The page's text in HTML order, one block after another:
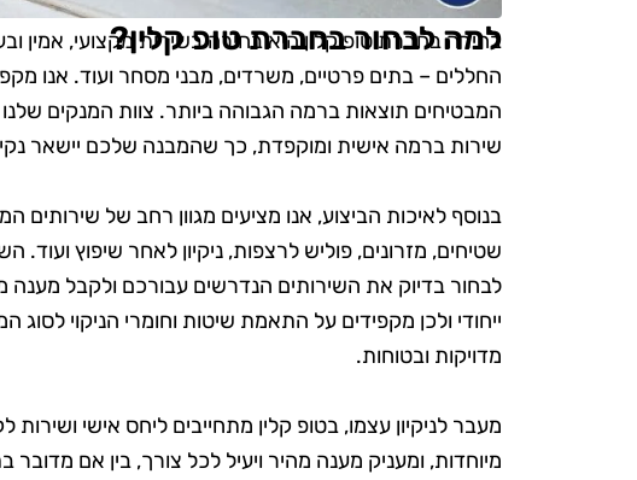
למה לבחור בחברת טופ קלין?
בחירה בחברת טופ קלין היא בחירה בשירות מקצועי, אמין
החללים – בתים פרטיים, משרדים, מבני מסחר ועוד. אנו
המבטיחים תוצאות ברמה הגבוהה ביותר. צוות המנקים שלנו
שירות ברמה אישית ומוקפדת, כך שהמבנה שלכם יישאר נקי,
בנוסף לאיכות הביצוע, אנו מציעים מגוון רחב של שירותים
שטיחים, מזרונים, פוליש לרצפות, ניקיון לאחר שיפוץ
לבחור בדיוק את השירותים הנדרשים עבורכם ולקבל
ייחודי ולכן מקפידים על התאמת שיטות וחומרי הניקוי
מדויקות ובטוחות.
מעבר לניקיון עצמו, בטופ קלין מתחייבים ליחס אישי
מיוחדות, ומעניק מענה מהיר ויעיל לכל צורך, בין אם